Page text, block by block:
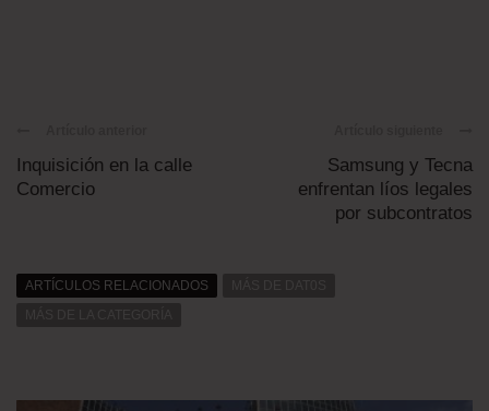
Inquisición en la calle
Comercio
Samsung y Tecna
enfrentan líos legales
por subcontratos
ARTÍCULOS RELACIONADOS